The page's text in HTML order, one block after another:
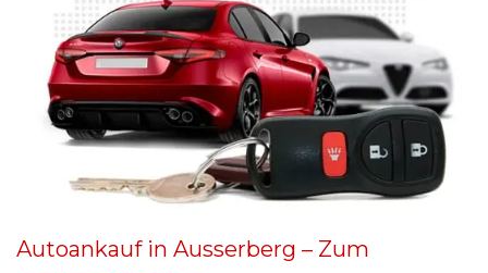
Autoankauf in Ausserberg – Zum